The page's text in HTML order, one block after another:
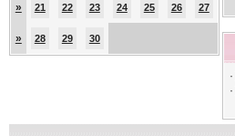
» 21 22 23 24 25 26 27
» 28 29 30
·
·